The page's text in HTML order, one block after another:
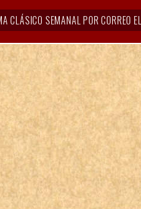
CLÁSICO SEMANAL POR CORREO